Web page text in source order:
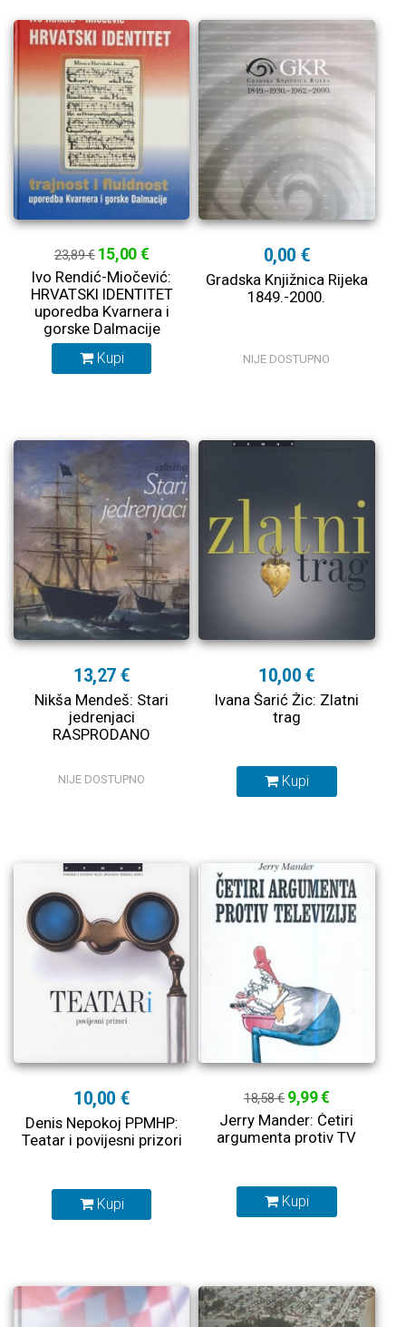
23,89 € 15,00 €
Ivo Rendić-Miočević:
HRVATSKI IDENTITET
uporedba Kvarnera i
gorske Dalmacije
Kupi
0,00 €
Gradska Knjižnica Rijeka
1849.-2000.
NIJE DOSTUPNO
13,27 €
Nikša Mendeš: Stari
jedrenjaci
RASPRODANO
NIJE DOSTUPNO
10,00 €
Ivana Šarić Žic: Zlatni
trag
Kupi
10,00 €
Denis Nepokoj PPMHP:
Teatar i povijesni prizori
Kupi
18,58 € 9,99 €
Jerry Mander: Četiri
argumenta protiv TV
Kupi